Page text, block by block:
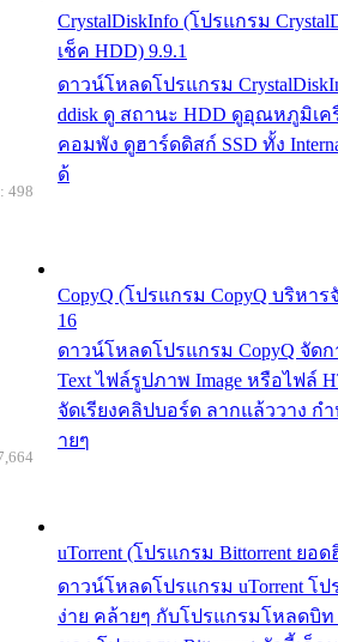
CrystalDiskInfo (โปรแกรม
เช็ค HDD) 9.9.1
ดาวน์โหลดโปรแกรม
ddisk ดู สถานะ HDD ดูอุณหภูมิเค
คอมพัง ดูฮาร์ดดิสก์ SSD ทั้ง
ด้
CopyQ (โปรแกรม CopyQ บริหา
16
ดาวน์โหลดโปรแกรม CopyQ จัด
Text ไฟล์รูปภาพ Image หรือไฟล์
จัดเรียงคลิปบอร์ด ลากแล้ววาง ก
ายๆ
498
uTorrent (โปรแกรม Bittorrent ยอ
ดาวน์โหลดโปรแกรม uTorrent โป
ง่าย คล้ายๆ กับโปรแกรมโหลดบิท